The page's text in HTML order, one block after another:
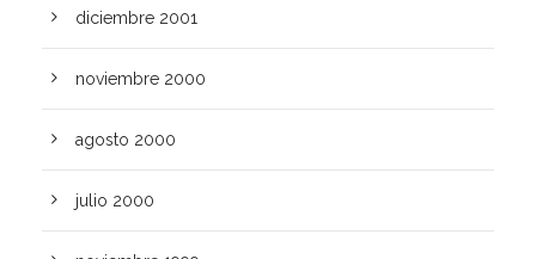
diciembre 2001
noviembre 2000
agosto 2000
julio 2000